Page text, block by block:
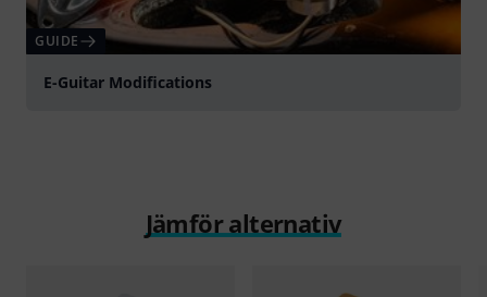
GUIDE
E-Guitar Modifications
Jämför alternativ